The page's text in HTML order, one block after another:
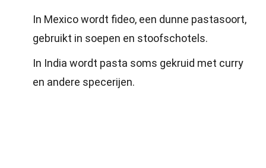
In Mexico wordt fideo, een dunne pastasoort,
gebruikt in soepen en stoofschotels.
In India wordt pasta soms gekruid met curry
en andere specerijen.